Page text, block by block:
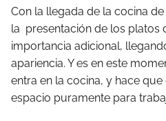
Con la llegada de la cocina
la presentación de los platos
importancia adicional,
apariencia. Y es en este
entra en la cocina, y hace
espacio puramente para